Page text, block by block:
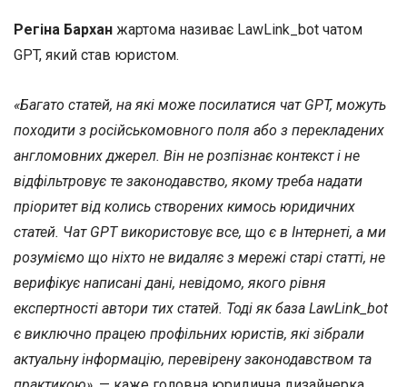
Регіна Бархан жартома називає LawLink_bot чатом
GPT, який став юристом.
«Багато статей, на які може посилатися чат GPT, можуть
походити з російськомовного поля або з перекладених
англомовних джерел. Він не розпізнає контекст і не
відфільтровує те законодавство, якому треба надати
пріоритет від колись створених кимось юридичних
статей. Чат GPT використовує все, що є в Інтернеті, а ми
розуміємо що ніхто не видаляє з мережі старі статті, не
верифікує написані дані, невідомо, якого рівня
експертності автори тих статей. Тоді як база LawLink_bot
є виключно працею профільних юристів, які зібрали
актуальну інформацію, перевірену законодавством та